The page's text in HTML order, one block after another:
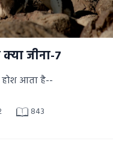
जीना-7
आता है--
843